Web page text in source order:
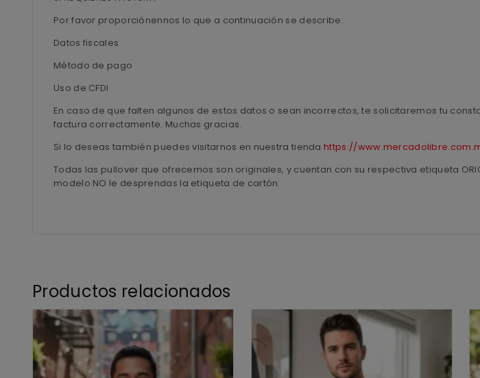
Por favor proporciónennos lo que a continuación se describe:
Datos fiscales
Método de pago
Uso de CFDI
En caso de que falten algunos de estos datos o sean incorrectos, te solicitaremos tu
factura correctamente. Muchas gracias.
Si lo deseas también puedes visitarnos en nuestra tiendahttps://
Todas las pullover que ofrecemos son originales, y cuentan con su respectiva etiqueta
modelo NO le desprendas la etiqueta de cartón.
Productos relacionados